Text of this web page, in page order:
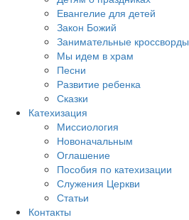
Евангелие для детей
Закон Божий
Занимательные кроссворды
Мы идем в храм
Песни
Развитие ребенка
Сказки
Катехизация
Миссиология
Новоначальным
Оглашение
Пособия по катехизации
Служения Церкви
Статьи
Контакты